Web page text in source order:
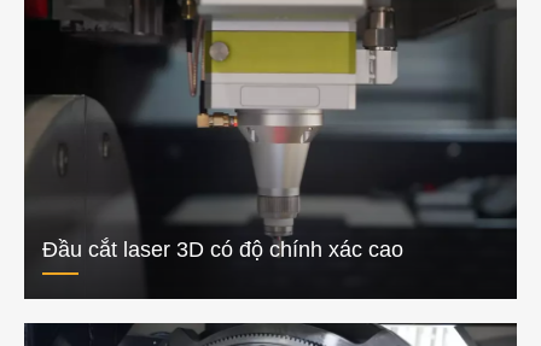
Đầu cắt laser 3D có độ chính xác cao